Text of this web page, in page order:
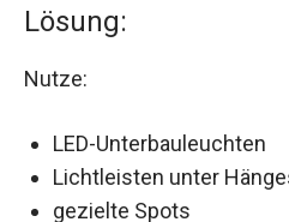
Lösung:
Nutze:
LED-Unterbauleuchten
Lichtleisten unter
gezielte Spots